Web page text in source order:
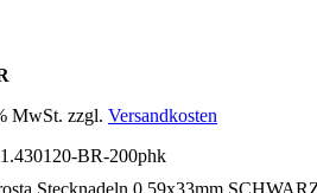
MwSt. zzgl. Versandkosten
1.430120-BR-200phk